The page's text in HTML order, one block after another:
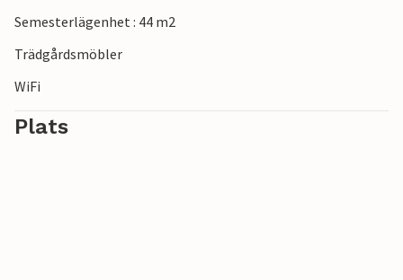
Semesterlägenhet : 44 m2
Trädgårdsmöbler
WiFi
Plats